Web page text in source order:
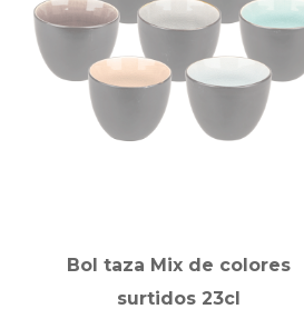
Bol taza Mix de colores
surtidos 23cl